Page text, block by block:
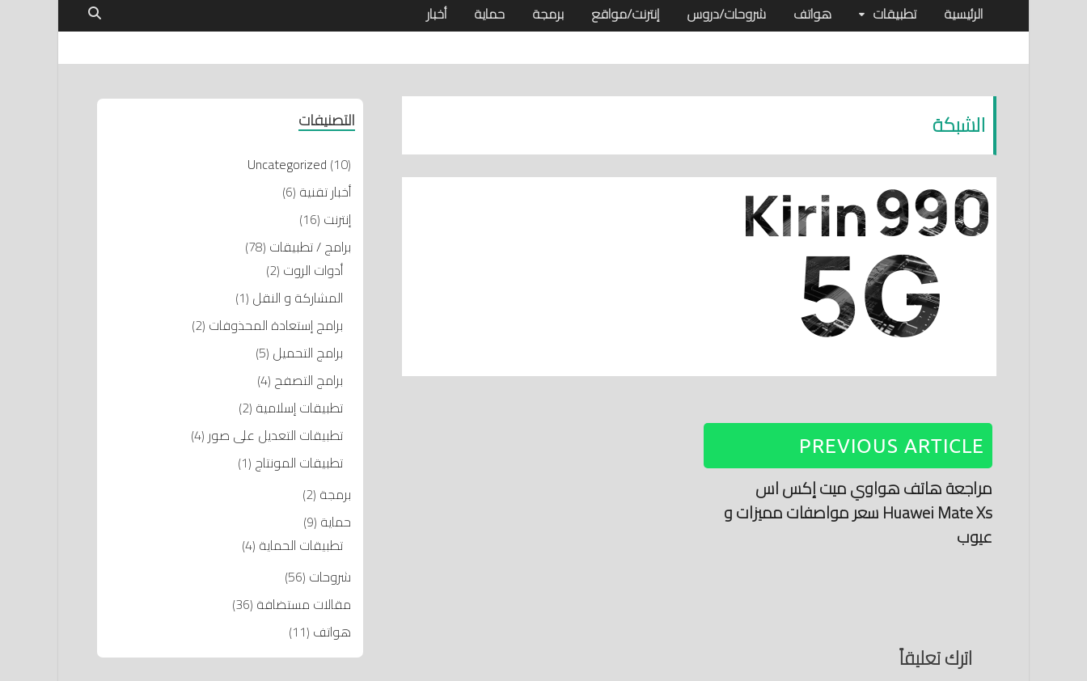
الرئيسية تطبيقات هواتف شروحات/دروس إنترنت/مواقع برمجة حماية أخبار
الشبكة
PREVIOUS ARTICLE
مراجعة هاتف هواوي ميت إكس اس
Huawei Mate Xs سعر مواصفات مميزات و
عيوب
اترك تعليقاً
التصنيفات
Uncategorized (10)
أخبار تقنية (6)
إنترنت (16)
برامج / تطبيقات (78)
أدوات الروت (2)
المشاركة و النقل (1)
برامج إستعادة المحذوفات (2)
برامج التحميل (5)
برامج التصفح (4)
تطبيقات إسلامية (2)
تطبيقات التعديل على صور (4)
تطبيقات المونتاج (1)
برمجة (2)
حماية (9)
تطبيقات الحماية (4)
شروحات (56)
مقالات مستضافة (36)
هواتف (11)